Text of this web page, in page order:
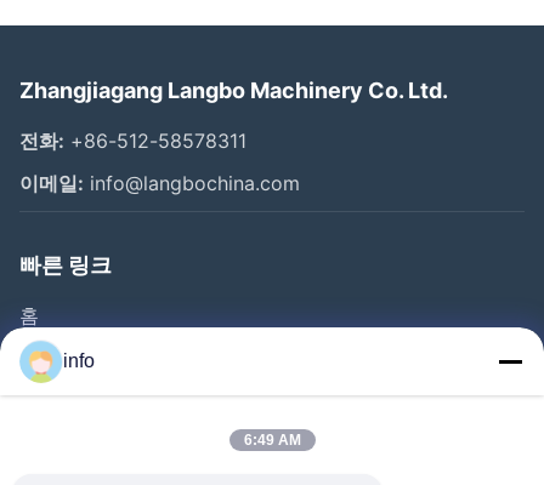
Zhangjiagang Langbo Machinery Co. Ltd.
전화: +86-512-58578311
이메일: info@langbochina.com
빠른 링크
홈
제품 소개
동영상
info
6:49 AM